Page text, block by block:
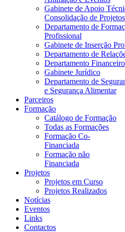
Gabinete de Apoio
Consolidação de Projetos
Departamento de
Profissional
Gabinete de Inserção
Departamento de
Departamento Financeiro
Gabinete Jurídico
Departamento de
e Segurança Alimentar
Parceiros
Formação
Catálogo de Formação
Todas as Formações
Formação Co-
Financiada
Formação não
Financiada
Projetos
Projetos em Curso
Projetos Realizados
Notícias
Eventos
Links
Contactos